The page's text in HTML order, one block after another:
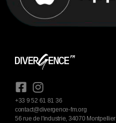
+33 9 52 61 81 36
contact@divergence-fm.org
56 rue de l'industrie, 34070 Montpellier